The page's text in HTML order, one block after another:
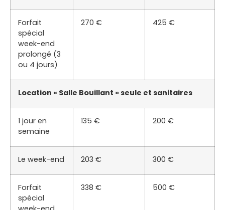
Forfait
spécial
week-end
prolongé (3
ou 4 jours)
270 € 425 €
Location « Salle Bouillant » seule et sanitaires
1 jour en
semaine
135 € 200 €
Le week-end 203 € 300 €
Forfait
spécial
338 € 500 €